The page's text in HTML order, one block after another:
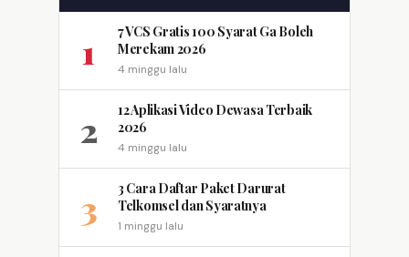
1
7 VCS Gratis 100 Syarat Ga Boleh
Merekam 2026
4 minggu lalu
2
12 Aplikasi Video Dewasa Terbaik
2026
4 minggu lalu
3
3 Cara Daftar Paket Darurat
Telkomsel dan Syaratnya
1 minggu lalu